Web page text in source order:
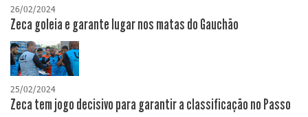
26/02/2024
Zeca goleia e garante lugar nos matas do Gauchão
25/02/2024
Zeca tem jogo decisivo para garantir a classificação no Passo